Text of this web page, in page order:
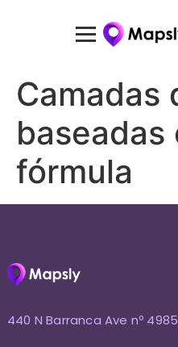
Camadas
baseadas
fórmula
440 N Barranca Ave nº